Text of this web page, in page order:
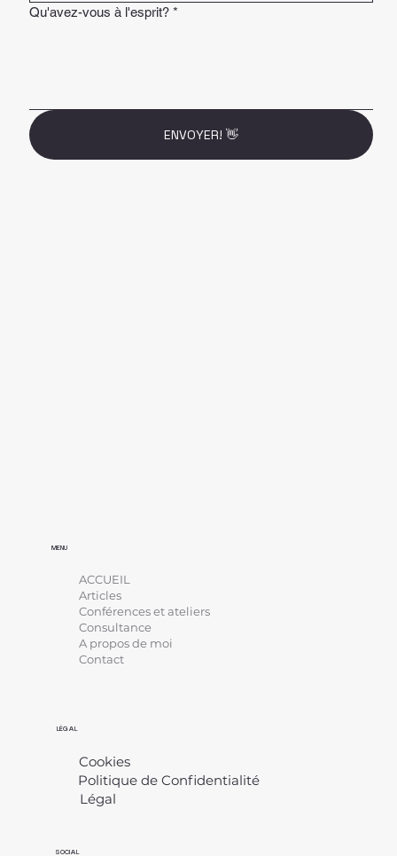
Qu'avez-vous à l'esprit? *
ENVOYER! 👋
LÉGAL
Cookies
Politique de Confidentialité
Légal
SOCIAL
MENU
ACCUEIL
Articles
Conférences et ateliers
Consultance
A propos de moi
Contact